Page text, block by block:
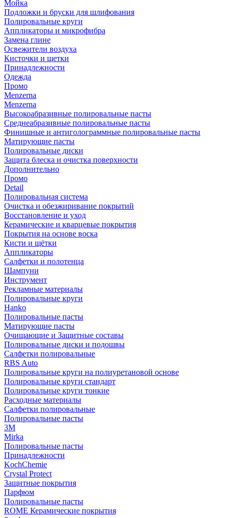
Мойка
Подложки и бруски для шлифования
Полировальные круги
Аппликаторы и микрофибра
Замена глине
Освежители воздуха
Кисточки и щетки
Принадлежности
Одежда
Промо
Menzerna
Menzerna
Высокоабразивные полировальные пасты
Среднеабразивные полировальные пасты
Финишные и антиголограммные полировальные пасты
Матирующие пасты
Полировальные диски
Защита блеска и очистка поверхности
Дополнительно
Промо
Detail
Полировальная система
Очистка и обезжиривание покрытий
Восстановление и уход
Керамические и кварцевые покрытия
Покрытия на основе воска
Кисти и щётки
Аппликаторы
Салфетки и полотенца
Шампуни
Инструмент
Рекламные материалы
Полировальные круги
Hanko
Полировальные пасты
Матирующие пасты
Очищающие и Защитные составы
Полировальные диски и подошвы
Салфетки полировальные
RBS Auto
Полировальные круги на полиуретановой основе
Полировальные круги стандарт
Полировальные круги тонкие
Расходные материалы
Салфетки полировальные
Полировальные пасты
3М
Mirka
Полировальные пасты
Принадлежности
KochChemie
Crystal Protect
Защитные покрытия
Парфюм
Полировальные пасты
ROME Керамические покрытия